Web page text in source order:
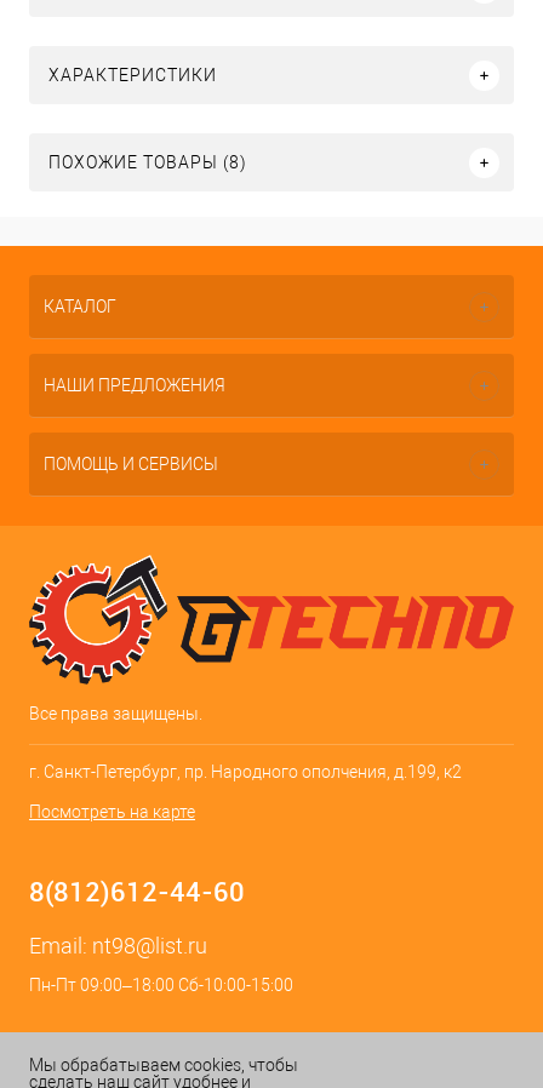
ХАРАКТЕРИСТИКИ
ПОХОЖИЕ ТОВАРЫ (8)
КАТАЛОГ
НАШИ ПРЕДЛОЖЕНИЯ
ПОМОЩЬ И СЕРВИСЫ
Все права защищены.
г. Санкт-Петербург, пр. Народного ополчения, д.199, к2
Посмотреть на карте
8(812)612-44-60
Email: nt98@list.ru
Пн-Пт 09:00–18:00 Сб-10:00-15:00
Мы обрабатываем cookies, чтобы
сделать наш сайт удобнее и